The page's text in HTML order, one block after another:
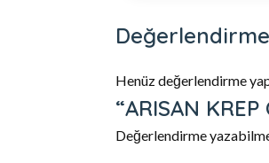
Henüz değerlendirme
“ARISAN
Değerlendirme